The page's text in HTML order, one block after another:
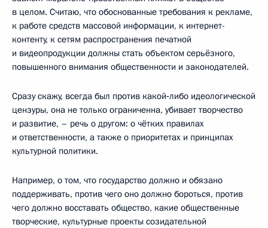
в целом. Считаю, что обоснованные требования к рекламе,
к работе средств массовой информации, к интернет-
контенту, к сетям распространения печатной
и видеопродукции должны стать объектом серьёзного,
повышенного внимания общественности и законодателей.
Сразу скажу, всегда был против какой‑либо идеологической
цензуры, она не только ограниченна, убивает творчество
и развитие, – речь о другом: о чётких правилах
и ответственности, а также о приоритетах и принципах
культурной политики.
Например, о том, что государство должно и обязано
поддерживать, против чего оно должно бороться, против
чего должно восставать общество, какие общественные
творческие, культурные проекты созидательной